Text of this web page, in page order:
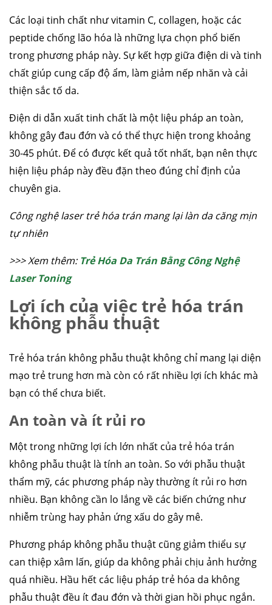
Các loại tinh chất như vitamin C, collagen, hoặc các
peptide chống lão hóa là những lựa chọn phổ biến
trong phương pháp này. Sự kết hợp giữa điện di và tinh
chất giúp cung cấp độ ẩm, làm giảm nếp nhăn và cải
thiện sắc tố da.
Điện di dẫn xuất tinh chất là một liệu pháp an toàn,
không gây đau đớn và có thể thực hiện trong khoảng
30-45 phút. Để có được kết quả tốt nhất, bạn nên thực
hiện liệu pháp này đều đặn theo đúng chỉ định của
chuyên gia.
Công nghệ laser trẻ hóa trán mang lại làn da căng mịn
tự nhiên
>>> Xem thêm: Trẻ Hóa Da Trán Bằng Công Nghệ
Laser Toning
Lợi ích của việc trẻ hóa trán
không phẫu thuật
Trẻ hóa trán không phẫu thuật không chỉ mang lại diện
mạo trẻ trung hơn mà còn có rất nhiều lợi ích khác mà
bạn có thể chưa biết.
An toàn và ít rủi ro
Một trong những lợi ích lớn nhất của trẻ hóa trán
không phẫu thuật là tính an toàn. So với phẫu thuật
thẩm mỹ, các phương pháp này thường ít rủi ro hơn
nhiều. Bạn không cần lo lắng về các biến chứng như
nhiễm trùng hay phản ứng xấu do gây mê.
Phương pháp không phẫu thuật cũng giảm thiểu sự
can thiệp xâm lấn, giúp da không phải chịu ảnh hưởng
quá nhiều. Hầu hết các liệu pháp trẻ hóa da không
phẫu thuật đều ít đau đớn và thời gian hồi phục ngắn.